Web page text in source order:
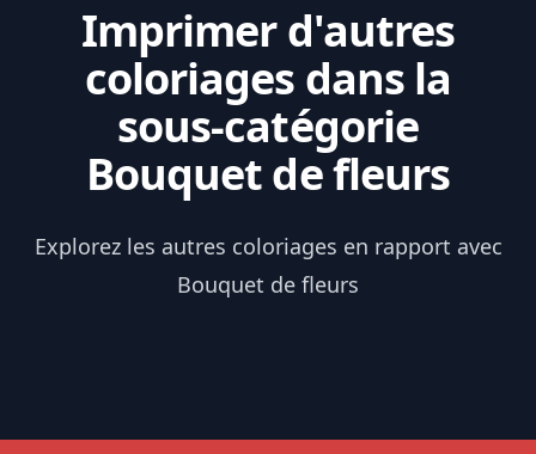
Imprimer d'autres
coloriages dans la
sous-catégorie
Bouquet de fleurs
Explorez les autres coloriages en rapport avec
Bouquet de fleurs